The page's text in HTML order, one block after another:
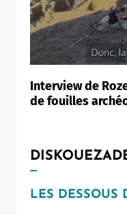
Interview de
de fouilles
LES DESSOUS